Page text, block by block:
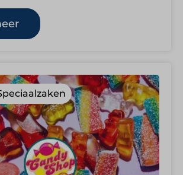
in Nederland. De…